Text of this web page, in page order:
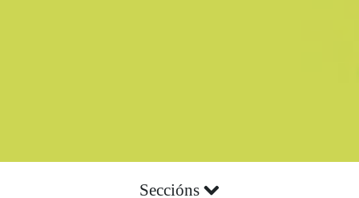
Seccións